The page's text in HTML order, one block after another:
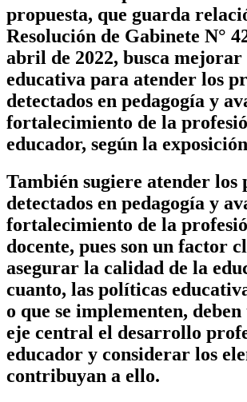
propuesta, que guarda
Resolución de Gabinete N°
abril de 2022, busca
educativa para atender los
detectados en pedagogía y
fortalecimiento de la
educador, según la
También sugiere atender los
detectados en pedagogía y
fortalecimiento de la
docente, pues son un factor
asegurar la calidad de la
cuanto, las políticas
o que se implementen,
eje central el desarrollo
educador y considerar los
contribuyan a ello.